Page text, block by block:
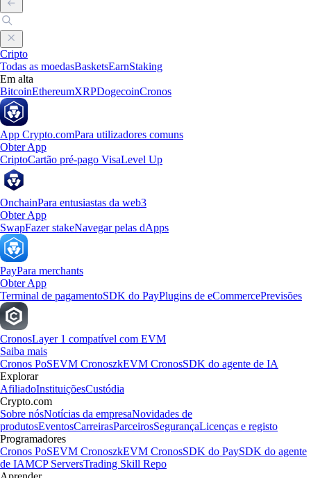
Cripto
Todas as moedasBasketsEarnStaking
Em alta
BitcoinEthereumXRPDogecoinCronos
App Crypto.comPara utilizadores comuns
Obter App
CriptoCartão pré-pago VisaLevel Up
OnchainPara entusiastas da web3
Obter App
SwapFazer stakeNavegar pelas dApps
PayPara merchants
Obter App
Terminal de pagamentoSDK do PayPlugins de eCommercePrevisões
CronosLayer 1 compatível com EVM
Saiba mais
Cronos PoSEVM CronoszkEVM CronosSDK do agente de IA
Explorar
AfiliadoInstituiçõesCustódia
Crypto.com
Sobre nósNotícias da empresaNovidades de
produtosEventosCarreirasParceirosSegurançaLicenças e registo
Programadores
Cronos PoSEVM CronoszkEVM CronosSDK do PaySDK do agente
de IAMCP ServersTrading Skill Repo